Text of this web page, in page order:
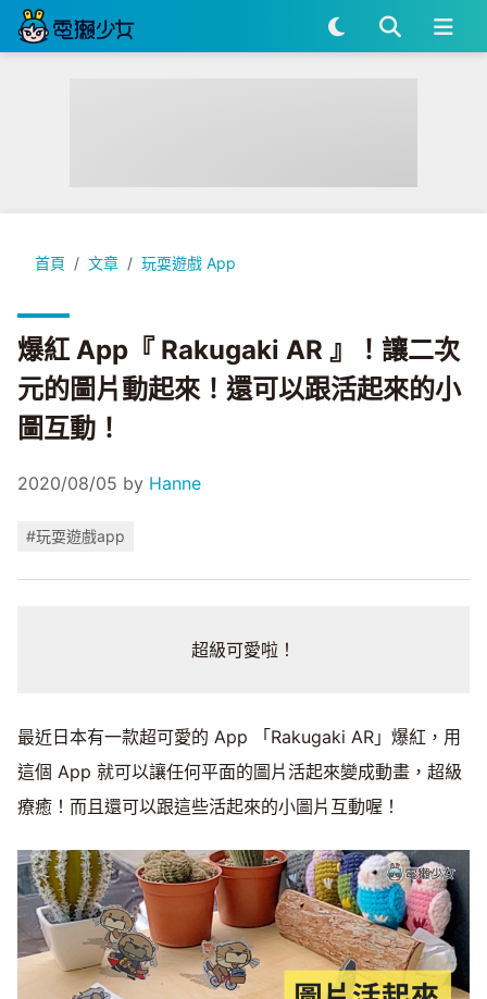
首頁 文章 玩耍遊戲 App
爆紅 App『 Rakugaki AR 』！讓二次元的圖片動起來！還可以
爆紅 App『 Rakugaki AR 』！讓二次
元的圖片動起來！還可以跟活起來的小
圖互動！
2020/08/05 by Hanne
#玩耍遊戲app
超級可愛啦！
最近日本有一款超可愛的 App 「Rakugaki AR」爆紅，用
這個 App 就可以讓任何平面的圖片活起來變成動畫，超級
療癒！而且還可以跟這些活起來的小圖片互動喔！